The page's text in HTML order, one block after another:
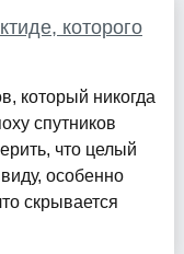
которого
который никогда
спутников
что целый
особенно
скрывается